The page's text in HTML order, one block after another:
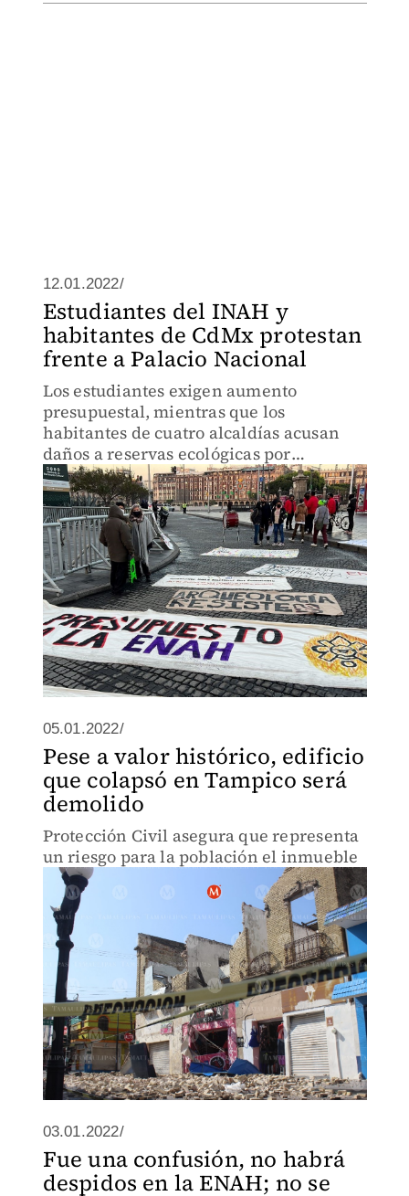
12.01.2022/
Estudiantes del INAH y
habitantes de CdMx protestan
frente a Palacio Nacional
Los estudiantes exigen aumento
presupuestal, mientras que los
habitantes de cuatro alcaldías acusan
daños a reservas ecológicas por
construcciones.
05.01.2022/
Pese a valor histórico, edificio
que colapsó en Tampico será
demolido
Protección Civil asegura que representa
un riesgo para la población el inmueble
03.01.2022/
Fue una confusión, no habrá
despidos en la ENAH; no se